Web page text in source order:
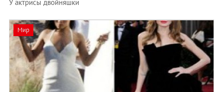
У актрисы двойняшки
Мир